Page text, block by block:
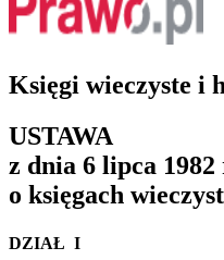
Księgi wieczyste i
USTAWA
z dnia 6 lipca 1982
o księgach
DZIAŁ I